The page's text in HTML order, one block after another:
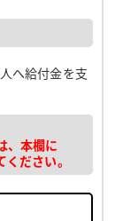
へ給付金を支
、本欄に
ださい。